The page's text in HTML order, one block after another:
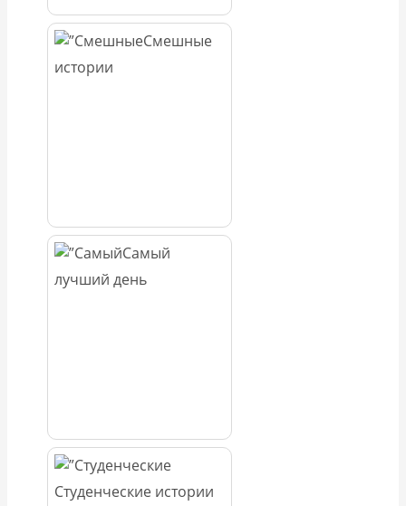
Смешные
истории
Самый
лучший день
Студенческие истории